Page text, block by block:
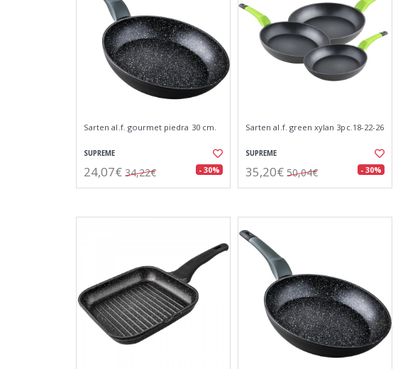
Sarten al.f. gourmet piedra 30 cm.
SUPREME
24,07€ 34,22€ - 30%
Sarten al.f. green xylan 3pc.18-22-26
SUPREME
35,20€ 50,04€ - 30%